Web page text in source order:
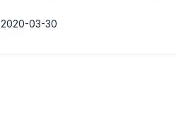
2020-03-30